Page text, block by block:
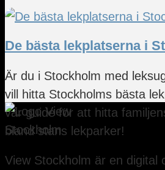
De bästa lekplatserna i
Är du i Stockholm med
vill hitta Stockholms bästa
vår guide för att hitta
bland stans lekparker!
View Stockholm är en digital